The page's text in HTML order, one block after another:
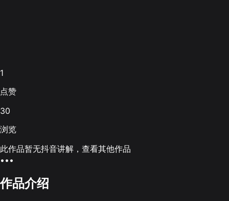
1
点赞
30
浏览
此作品暂无抖音讲解，查看其他作品
•••
作品介绍